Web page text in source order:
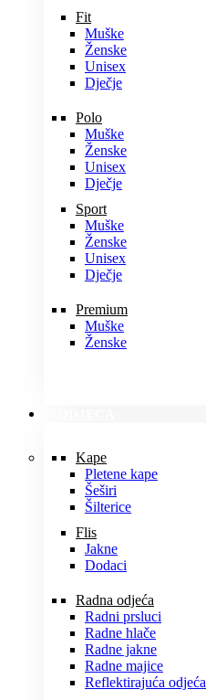
Fit
Muške
Ženske
Unisex
Dječje
Polo
Muške
Ženske
Unisex
Dječje
Sport
Muške
Ženske
Unisex
Dječje
Premium
Muške
Ženske
Kape
Pletene kape
Šeširi
Šilterice
Flis
Jakne
Dodaci
Radna odjeća
Radni prsluci
Radne hlače
Radne jakne
Radne majice
Reflektirajuća odjeća